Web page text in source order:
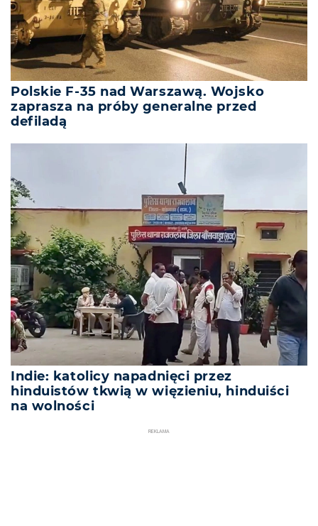
Polskie F-35 nad Warszawą. Wojsko
zaprasza na próby generalne przed
defiladą
Indie: katolicy napadnięci przez
hinduistów tkwią w więzieniu, hinduiści
na wolności
REKLAMA